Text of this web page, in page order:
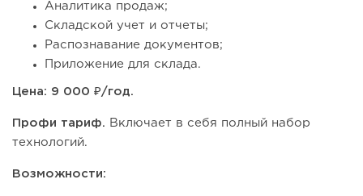
Аналитика продаж;
Складской учет и отчеты;
Распознавание документов;
Приложение для склада.
Цена: 9 000 ₽/год.
Профи тариф.
Включает в себя полный набор
технологий.
Возможности: